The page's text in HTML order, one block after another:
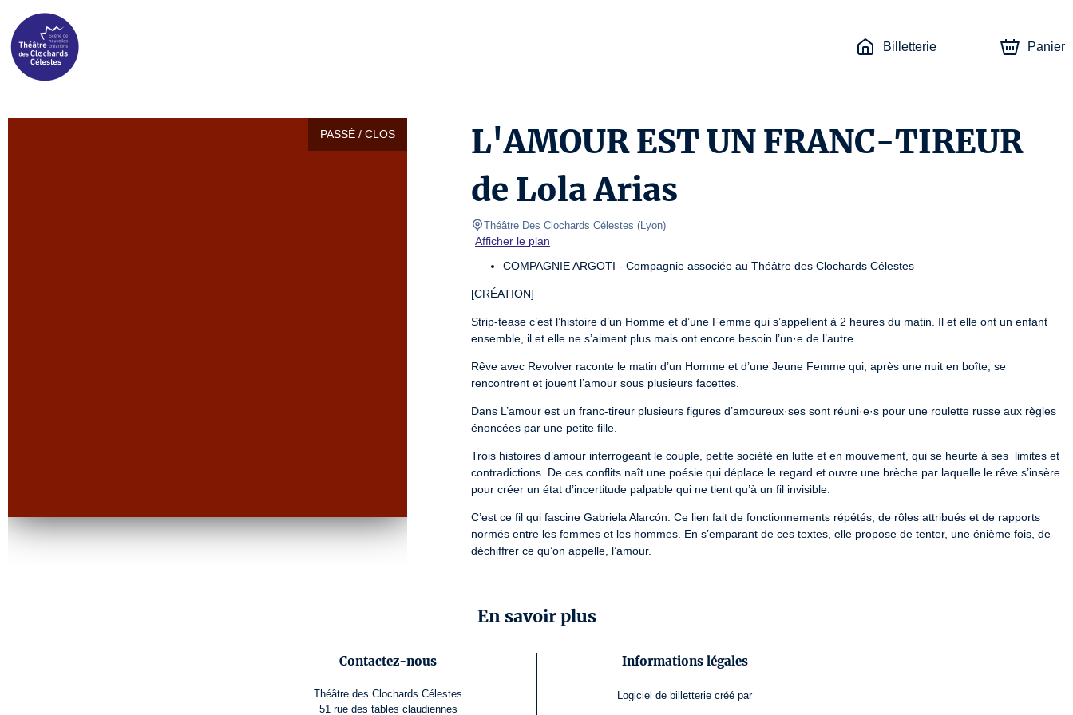
Billetterie Panier
PASSÉ / CLOS
L'AMOUR EST UN FRANC-TIREUR
de Lola Arias
Théâtre Des Clochards Célestes (Lyon)
Afficher le plan
COMPAGNIE ARGOTI - Compagnie associée au Théâtre des Clochards Célestes
[CRÉATION]
Strip-tease c’est l’histoire d’un Homme et d’une Femme qui s’appellent à 2 heures du matin. Il et elle ont un enfant
ensemble, il et elle ne s’aiment plus mais ont encore besoin l’un·e de l’autre.
Rêve avec Revolver raconte le matin d’un Homme et d’une Jeune Femme qui, après une nuit en boîte, se
rencontrent et jouent l’amour sous plusieurs facettes.
Dans L’amour est un franc-tireur plusieurs figures d’amoureux·ses sont réuni·e·s pour une roulette russe aux règles
énoncées par une petite fille.
Trois histoires d’amour interrogeant le couple, petite société en lutte et en mouvement, qui se heurte à ses  limites et
contradictions. De ces conflits naît une poésie qui déplace le regard et ouvre une brèche par laquelle le rêve s’insère
pour créer un état d’incertitude palpable qui ne tient qu’à un fil invisible.
C’est ce fil qui fascine Gabriela Alarcón. Ce lien fait de fonctionnements répétés, de rôles attribués et de rapports
normés entre les femmes et les hommes. En s’emparant de ces textes, elle propose de tenter, une énième fois, de
déchiffrer ce qu’on appelle, l’amour.
AVEC : Léo Bianchi, Maxime Bonnand, Adèle Grasset, Ronan Rouanet, Bérengère Sigoure, Cecilia Steiner, Lisa
MISE EN SCÈNE : Gabriela Alarcón Fuentes
COSTUMES : Mathilde Giraudeau
En savoir plus
Contactez-nous
Théâtre des Clochards Célestes
51 rue des tables claudiennes
Informations légales
Logiciel de billetterie créé par